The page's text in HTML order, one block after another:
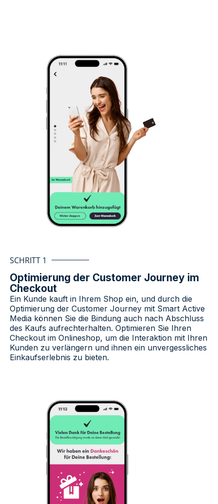
SCHRITT 1
Optimierung der Customer Journey im
Checkout
Ein Kunde kauft in Ihrem Shop ein, und durch die
Optimierung der Customer Journey mit Smart Active
Media können Sie die Bindung auch nach Abschluss
des Kaufs aufrechterhalten. Optimieren Sie Ihren
Checkout im Onlineshop, um die Interaktion mit Ihren
Kunden zu verlängern und ihnen ein unvergessliches
Einkaufserlebnis zu bieten.